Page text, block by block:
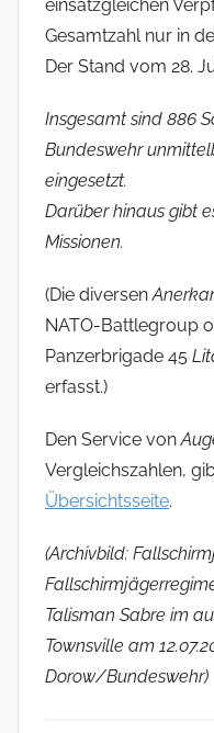
einsatzgleichen
Gesamtzahl nur in
Der Stand vom 28.
Insgesamt sind 886
Bundeswehr
eingesetzt.
Darüber hinaus gibt
Missionen.
(Die diversen
NATO-Battlegroup
Panzerbrigade 45
erfasst.)
Den Service von
Vergleichszahlen,
Übersichtsseite.
(Archivbild:
Talisman Sabre im
Townsville am
Dorow/Bundeswehr)